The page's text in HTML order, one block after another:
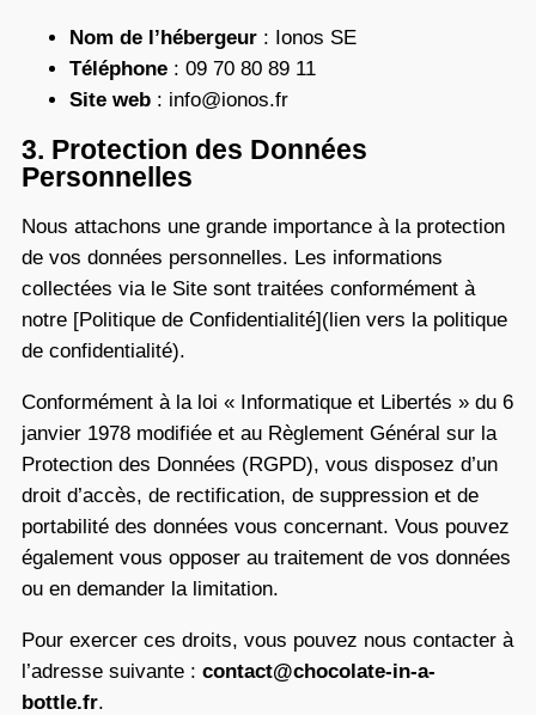
Nom de l’hébergeur : Ionos SE
Téléphone : 09 70 80 89 11
Site web : info@ionos.fr
3. Protection des Données
Personnelles
Nous attachons une grande importance à la protection
de vos données personnelles. Les informations
collectées via le Site sont traitées conformément à
notre [Politique de Confidentialité](lien vers la politique
de confidentialité).
Conformément à la loi « Informatique et Libertés » du 6
janvier 1978 modifiée et au Règlement Général sur la
Protection des Données (RGPD), vous disposez d’un
droit d’accès, de rectification, de suppression et de
portabilité des données vous concernant. Vous pouvez
également vous opposer au traitement de vos données
ou en demander la limitation.
Pour exercer ces droits, vous pouvez nous contacter à
l’adresse suivante : contact@chocolate-in-a-
bottle.fr.